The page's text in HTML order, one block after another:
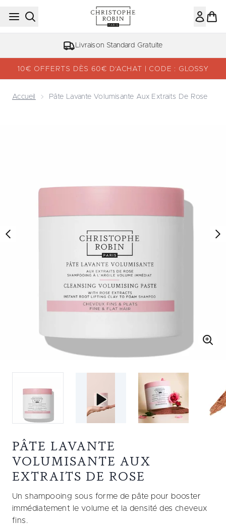
Passer au contenu principal
Livraison Standard Gratuite
10€ OFFERTS DÈS 60€ D’ACHAT | CODE : GLOSSY
Accueil Pâte Lavante Volumisante Aux Extraits De Rose
PÂTE LAVANTE
VOLUMISANTE AUX
EXTRAITS DE ROSE
Un shampooing sous forme de pâte pour booster
immédiatement le volume et la densité des cheveux
fins.